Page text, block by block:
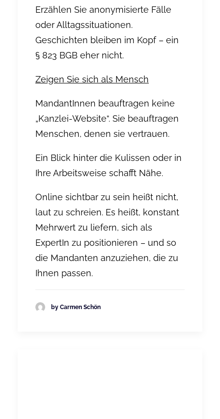
Erzählen Sie anonymisierte Fälle
oder Alltagssituationen.
Geschichten bleiben im Kopf – ein
§ 823 BGB eher nicht.
Zeigen Sie sich als Mensch
MandantInnen beauftragen keine
„Kanzlei-Website“. Sie beauftragen
Menschen, denen sie vertrauen.
Ein Blick hinter die Kulissen oder in
Ihre Arbeitsweise schafft Nähe.
Online sichtbar zu sein heißt nicht,
laut zu schreien. Es heißt, konstant
Mehrwert zu liefern, sich als
ExpertIn zu positionieren – und so
die Mandanten anzuziehen, die zu
Ihnen passen.
by Carmen Schön